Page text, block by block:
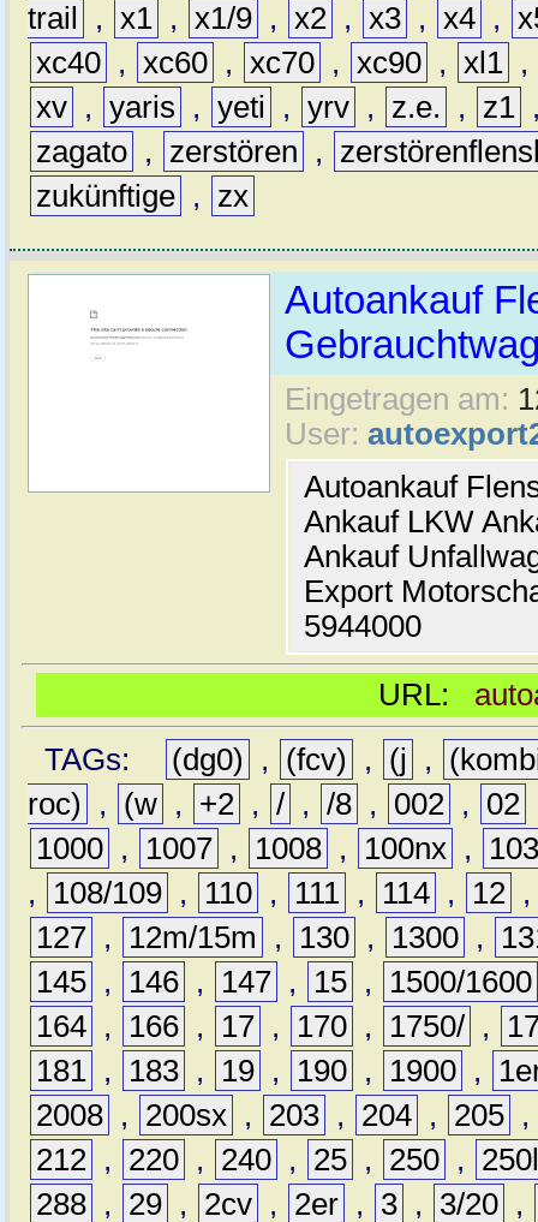
trail
, x1 , x1/9 , x2 , x3 , x4 ,
xc40 , xc60 , xc70 , xc90 , xl1 ,
xv , yaris , yeti , yrv , z.e. , z1
zagato , zerstören ,
zukünftige , zx
Autoankauf
Eingetragen am:
User:
Autoankauf
Ankauf LKW
Ankauf
Export
5944000
URL:
TAGs:
(dg0) , (fcv) , (j ,
roc)
, (w , +2 , / , /8 , 002 , 02
1000 , 1007 , 1008 , 100nx ,
,
108/109 , 110 , 111 , 114 , 12
127 , 12m/15m , 130 , 1300 ,
145 , 146 , 147 , 15 ,
1500/1600
164 , 166 , 17 , 170 , 1750/ ,
181 , 183 , 19 , 190 , 1900 ,
2008 , 200sx , 203 , 204 , 205 ,
212 , 220 , 240 , 25 , 250 ,
288 , 29 , 2cv , 2er , 3 , 3/20 ,